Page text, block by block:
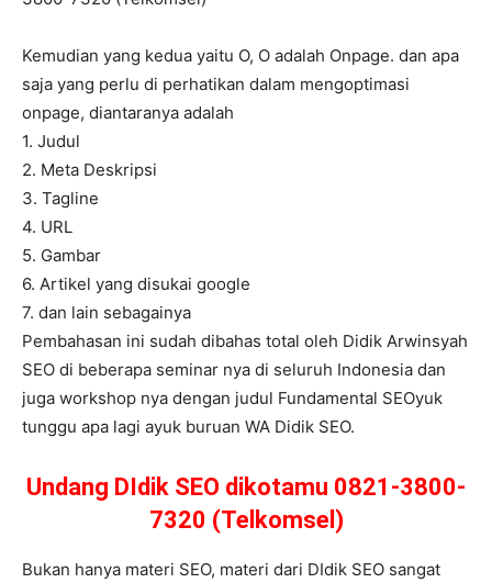
Kemudian yang kedua yaitu O, O adalah Onpage. dan apa
saja yang perlu di perhatikan dalam mengoptimasi
onpage, diantaranya adalah
1. Judul
2. Meta Deskripsi
3. Tagline
4. URL
5. Gambar
6. Artikel yang disukai google
7. dan lain sebagainya
Pembahasan ini sudah dibahas total oleh Didik Arwinsyah
SEO di beberapa seminar nya di seluruh Indonesia dan
juga workshop nya dengan judul Fundamental SEOyuk
tunggu apa lagi ayuk buruan WA Didik SEO.
Undang DIdik SEO dikotamu 0821-3800-
7320 (Telkomsel)
Bukan hanya materi SEO, materi dari DIdik SEO sangat